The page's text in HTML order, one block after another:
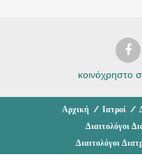
κοινόχρηστο
Αρχική / Ιατροί /
Διαιτολόγοι
Διαιτολόγοι